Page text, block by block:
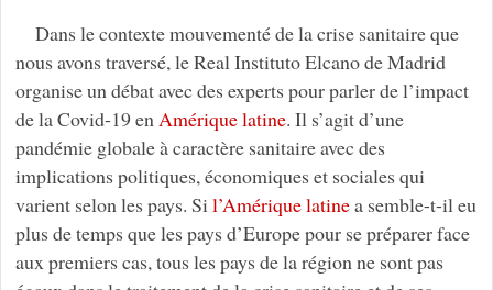
Dans le contexte mouvementé de la crise sanitaire que
nous avons traversé, le Real Instituto Elcano de Madrid
organise un débat avec des experts pour parler de l’impact
de la Covid-19 enAmérique latine. Il s’agit d’une
pandémie globale à caractère sanitaire avec des
implications politiques, économiques et sociales qui
varient selon les pays. Sil’Amérique latinea semble-t-il eu
plus de temps que les pays d’Europe pour se préparer face
aux premiers cas, tous les pays de la région ne sont pas